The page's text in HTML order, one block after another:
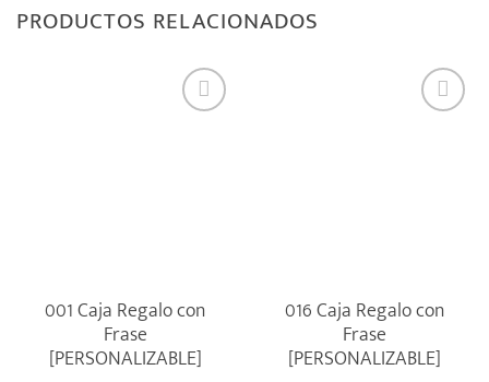
PRODUCTOS RELACIONADOS
001 Caja Regalo con
Frase
[PERSONALIZABLE]
016 Caja Regalo con
Frase
[PERSONALIZABLE]